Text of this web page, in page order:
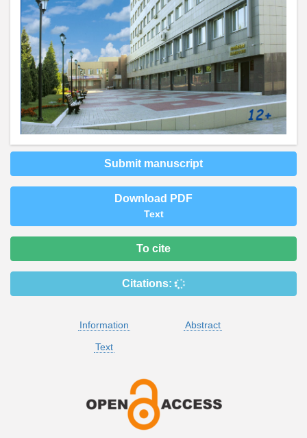
Submit manuscript
Download PDF
Text
To cite
Citations:
Information
Abstract
Text